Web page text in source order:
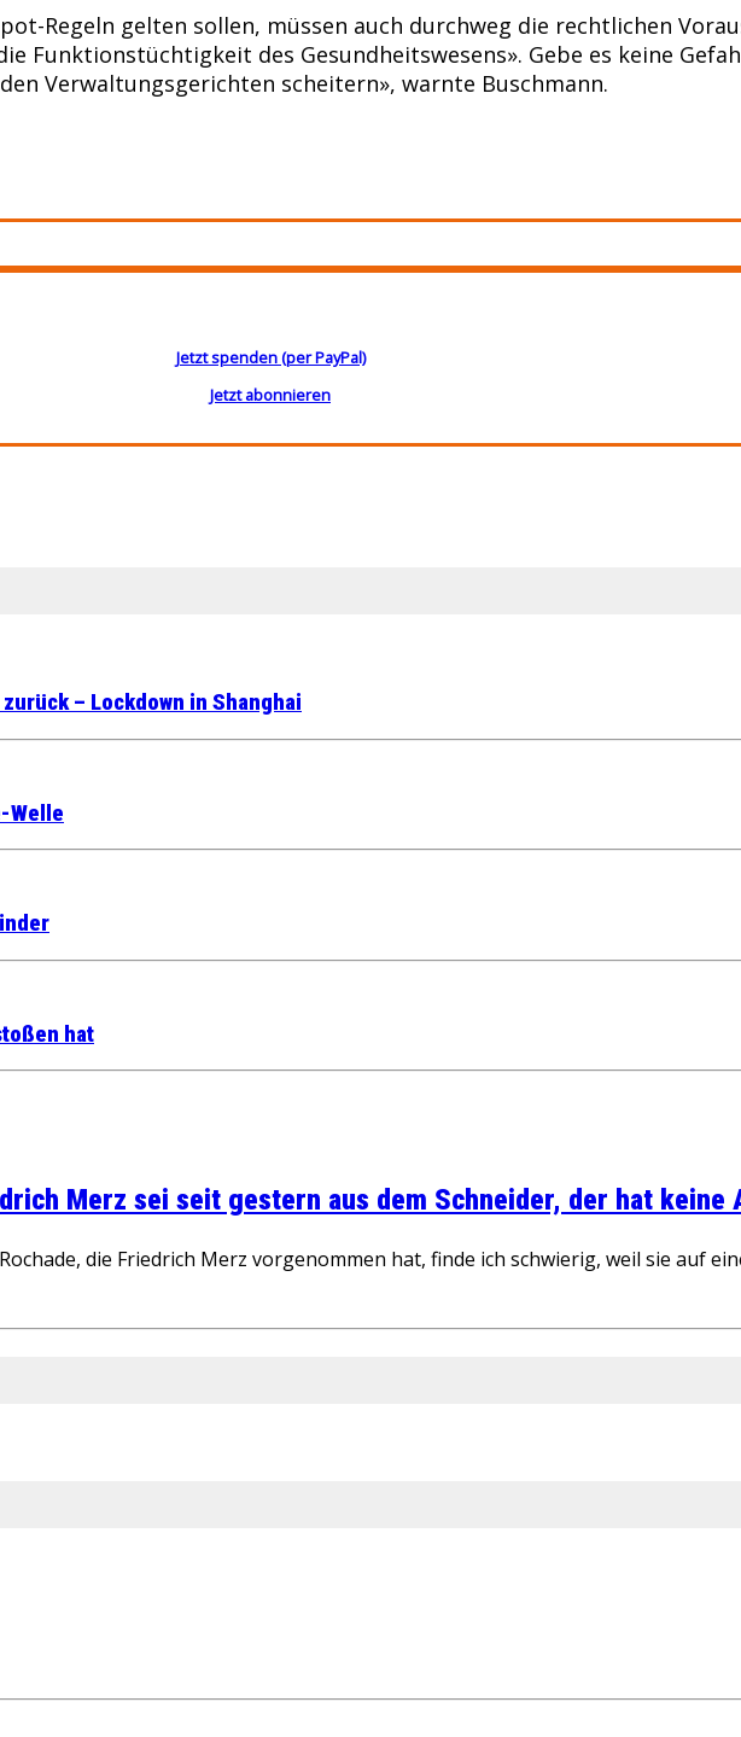
Regeln gelten sollen, müssen auch durchweg die rechtlichen
Funktionstüchtigkeit des Gesundheitswesens». Gebe es keine
Verwaltungsgerichten scheitern», warnte Buschmann.
Jetzt spenden (per PayPal)
Jetzt abonnieren
– Lockdown in Shanghai
Welle
hat
Merz sei seit gestern aus dem Schneider, der hat keine
die Friedrich Merz vorgenommen hat, finde ich schwierig, weil sie auf